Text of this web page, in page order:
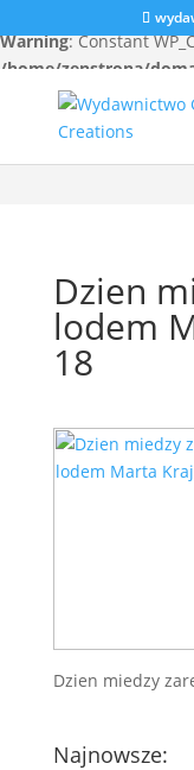
Warning: Constant
/home/zenstrona/
config.phpon line94
Dzien
lodem
18
Dzien miedzy
Najnowsze: